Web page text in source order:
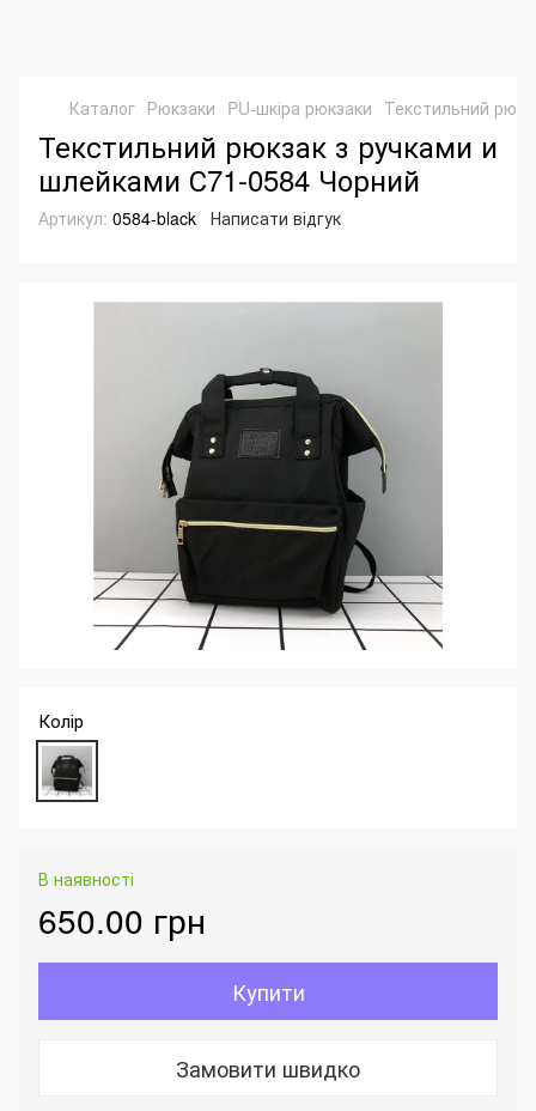
Каталог Рюкзаки PU-шкіра рюкзаки Текстильний
Текстильний рюкзак з ручками и
шлейками С71-0584 Чорний
Артикул: 0584-black Написати відгук
Колір
В наявності
650.00 грн
Купити
Замовити швидко